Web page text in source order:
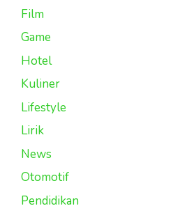
Film
Game
Hotel
Kuliner
Lifestyle
Lirik
News
Otomotif
Pendidikan